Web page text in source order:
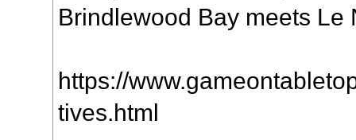
Brindlewood Bay meets Le
https://
tives.html